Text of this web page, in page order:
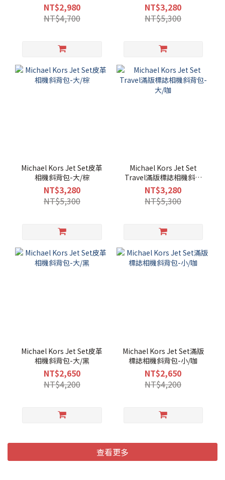
NT$2,980
NT$4,700
NT$3,280
NT$5,300
Michael Kors Jet Set皮革
相機斜背包-大/棕
NT$3,280
NT$5,300
Michael Kors Jet Set
Travel滿版標誌相機斜背
包-大/咖
NT$3,280
NT$5,300
Michael Kors Jet Set皮革
相機斜背包-大/黑
NT$2,650
NT$4,200
Michael Kors Jet Set滿版
標誌相機斜背包-小/咖
NT$2,650
NT$4,200
查看更多